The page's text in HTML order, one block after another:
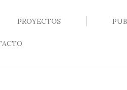
PROYECTOS